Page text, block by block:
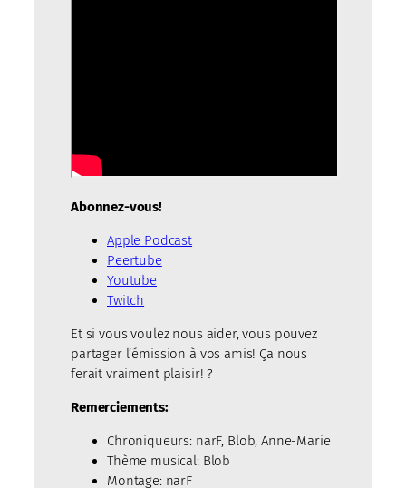
Abonnez-vous!
Apple Podcast
Peertube
Youtube
Twitch
Et si vous voulez nous aider, vous pouvez
partager l’émission à vos amis! Ça nous
ferait vraiment plaisir! ?
Remerciements:
Chroniqueurs: narF, Blob, Anne-Marie
Thème musical: Blob
Montage: narF